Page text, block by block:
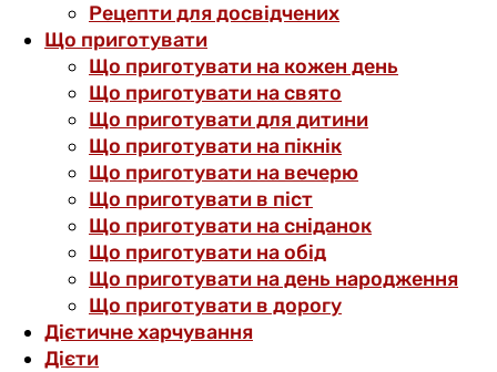
Рецепти для досвідчених
Що приготувати
Що приготувати на кожен день
Що приготувати на свято
Що приготувати для дитини
Що приготувати на пікнік
Що приготувати на вечерю
Що приготувати в піст
Що приготувати на сніданок
Що приготувати на обід
Що приготувати на день народження
Що приготувати в дорогу
Дієтичне харчування
Дієти